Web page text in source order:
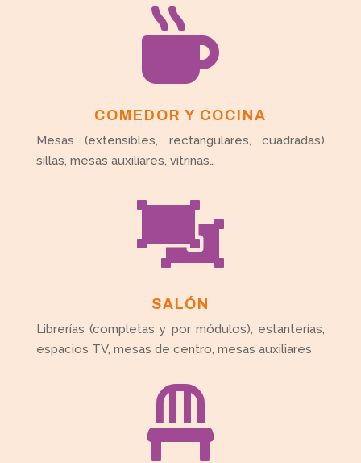

COMEDOR Y COCINA
Mesas (extensibles, rectangulares, cuadradas)
sillas, mesas auxiliares, vitrinas…

SALÓN
Librerías (completas y por módulos), estanterías,
espacios TV, mesas de centro, mesas auxiliares
